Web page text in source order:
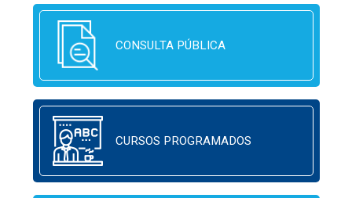
CONSULTA PÚBLICA
CURSOS PROGRAMADOS